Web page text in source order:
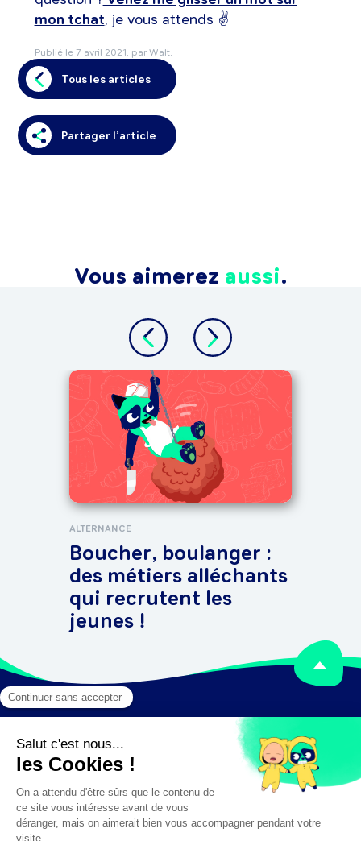
Tous les articles
Partager l’article
mon tchat, je vous attends ✌️
Publié le 7 avril 2021, par Walt.
Vous aimerez aussi.
ALTERNANCE
Boucher, boulanger :
des métiers alléchants
qui recrutent les
jeunes !
Mentions légales